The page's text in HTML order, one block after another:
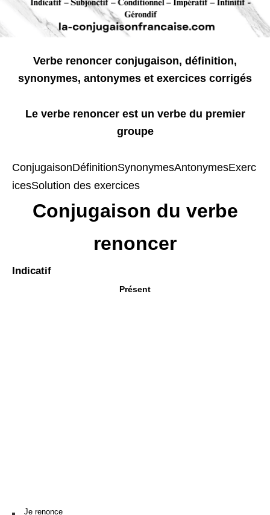
Verbe renoncer conjugaison, définition,
synonymes, antonymes et exercices corrigés
Le verbe renoncer est un verbe du premier
groupe
ConjugaisonDéfinitionSynonymesAntonymesExerc
icesSolution des exercices
Conjugaison du verbe
renoncer
Indicatif
Présent
Je renonce